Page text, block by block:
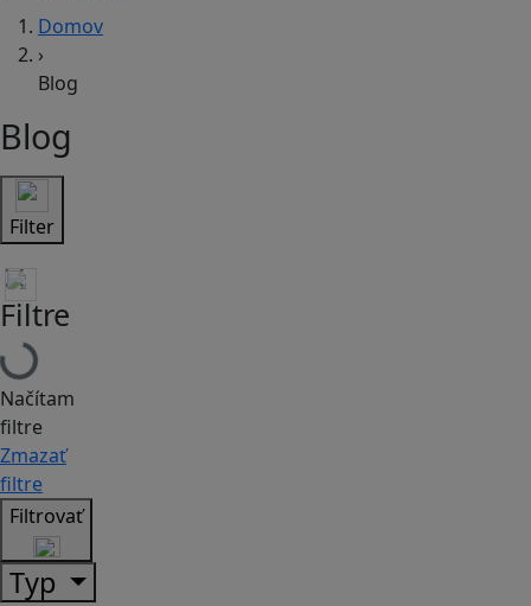
Domov
›
Blog
Blog
Filter
Filtre
Načítam
filtre
Zmazať
filtre
Filtrovať
Typ